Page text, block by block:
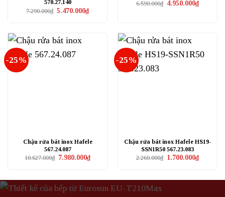
570.27.140
7.290.000₫ Giá
5.470.000₫Giá
hiện
6.590.000₫ Giá
4.950.000₫Giá
hiện
-25%
Chậu rửa bát inox Hafele
567.24.087
10.627.000₫ Giá
7.980.000₫Giá
hiện
7.980.000₫.
-25%
Chậu rửa bát inox Hafele HS19-
SSN1R50 567.23.083
2.260.000₫ Giá
1.700.000₫Giá
hiện